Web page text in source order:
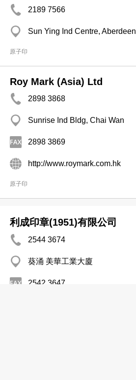
2189 7566
Sun Ying Ind Centre, Aberdeen
原子印
Roy Mark (Asia) Ltd
2898 3868
Sunrise Ind Bldg, Chai Wan
2898 3869
http://www.roymark.com.hk
原子印
利成印章(1951)有限公司
2544 3674
葵涌 美華工業大廈
2542 3647